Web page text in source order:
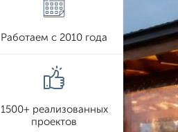
Работаем с 2010 года
1500+ реализованных
проектов